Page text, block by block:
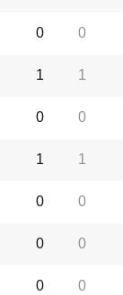
0
0
1
1
0
0
1
1
0
0
0
0
0
0